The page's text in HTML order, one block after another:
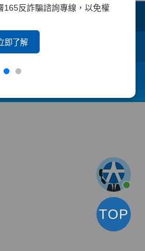
165反詐騙諮詢專線，以免權
即了解
TOP